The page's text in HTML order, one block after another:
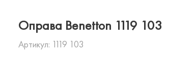
Оправа Benetton 1119 103
Артикул: 1119 103